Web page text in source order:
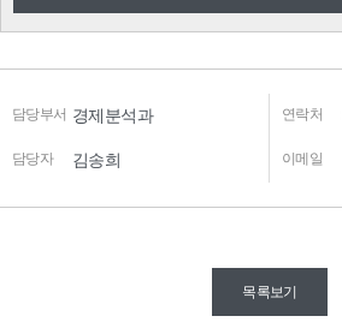
담당부서 경제분석과 연락처
담당자 김송희 이메일
목록보기